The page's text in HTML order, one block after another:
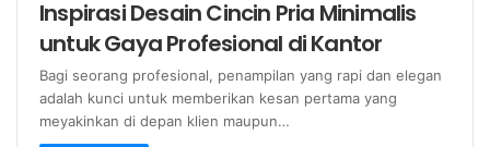
Inspirasi Desain Cincin Pria Minimalis
untuk Gaya Profesional di Kantor
Bagi seorang profesional, penampilan yang rapi dan elegan
adalah kunci untuk memberikan kesan pertama yang
meyakinkan di depan klien maupun…